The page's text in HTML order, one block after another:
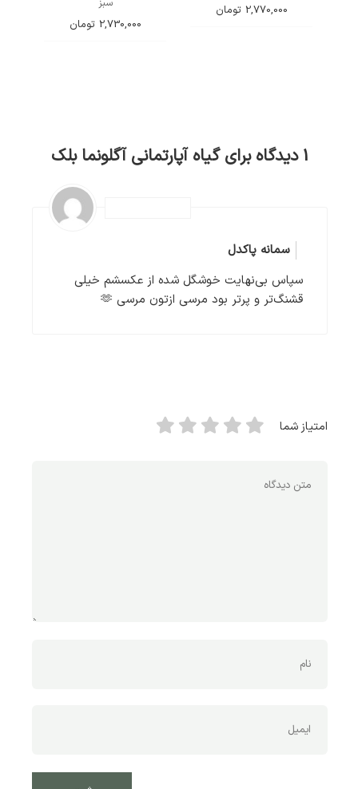
سبز
2,730,000 تومان
2,770,000 تومان
1 دیدگاه برای گیاه آپارتمانی آگلونما بلک
سمانه پاکدل
سپاس بی‌نهایت خوشگل شده از عکسشم خیلی
قشنگ‌تر و پرتر بود مرسی ازتون مرسی 🫶
امتیاز شما